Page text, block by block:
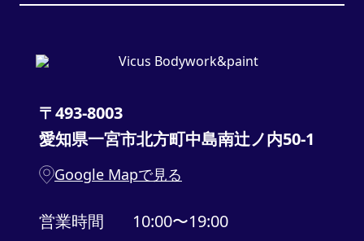
〒493-8003
愛知県一宮市北方町中島南辻ノ内50-1
Google Mapで見る
営業時間
10:00〜19:00